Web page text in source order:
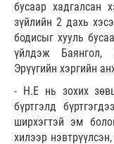
бусаар хадгалсан
зүйлийн 2 дахь
бодисыг хууль
үйлдэж Баянгол,
Эрүүгийн хэргийн
- Н.Е нь зохих
бүртгэлд
ширхэгтэй эм
хилээр